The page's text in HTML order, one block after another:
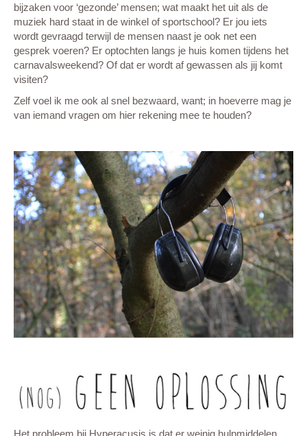
bijzaken voor ‘gezonde’ mensen; wat maakt het uit als de
muziek hard staat in de winkel of sportschool? Er jou iets
wordt gevraagd terwijl de mensen naast je ook net een
gesprek voeren? Er optochten langs je huis komen tijdens het
carnavalsweekend? Of dat er wordt af gewassen als jij komt
visiten?
Zelf voel ik me ook al snel bezwaard, want; in hoeverre mag je
van iemand vragen om hier rekening mee te houden?
Het probleem bij Hyperacusis is dat er weinig hulpmiddelen